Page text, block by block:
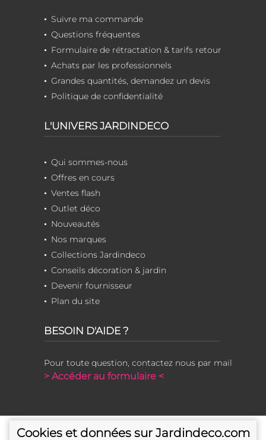
Suivre ma commande
Questions fréquentes
Formulaire de rétractation & tarifs retour
Achats par les professionnels
Grandes quantités, demandez un devis
Politique de confidentialité
L'UNIVERS JARDINDECO
Qui sommes-nous
Offres en cours
Ventes flash
Outlet déco
Nouveautés
Nos marques
Collections Jardindeco
Conseils décoration & jardin
Devenir fournisseur
Plan du site
BESOIN D'AIDE ?
Pour toute question, contactez nous par mail
> Accéder au formulaire <
Cookies et données sur Jardindeco.com